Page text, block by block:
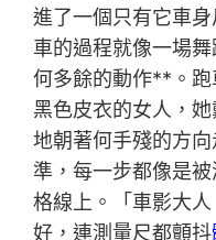
進了一個只有它車
車的過程就像一場
何多餘的動作**。
黑色皮衣的女人，
地朝著何手殘的方
準，每一步都像是
格線上。「車影大
好，連測量尺都顫抖